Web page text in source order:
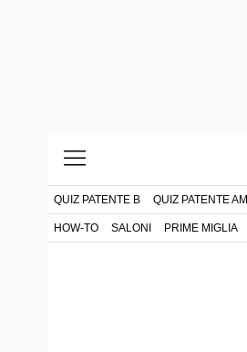
QUIZ PATENTE B QUIZ PATENTE AM
HOW-TO SALONI PRIME MIGLIA